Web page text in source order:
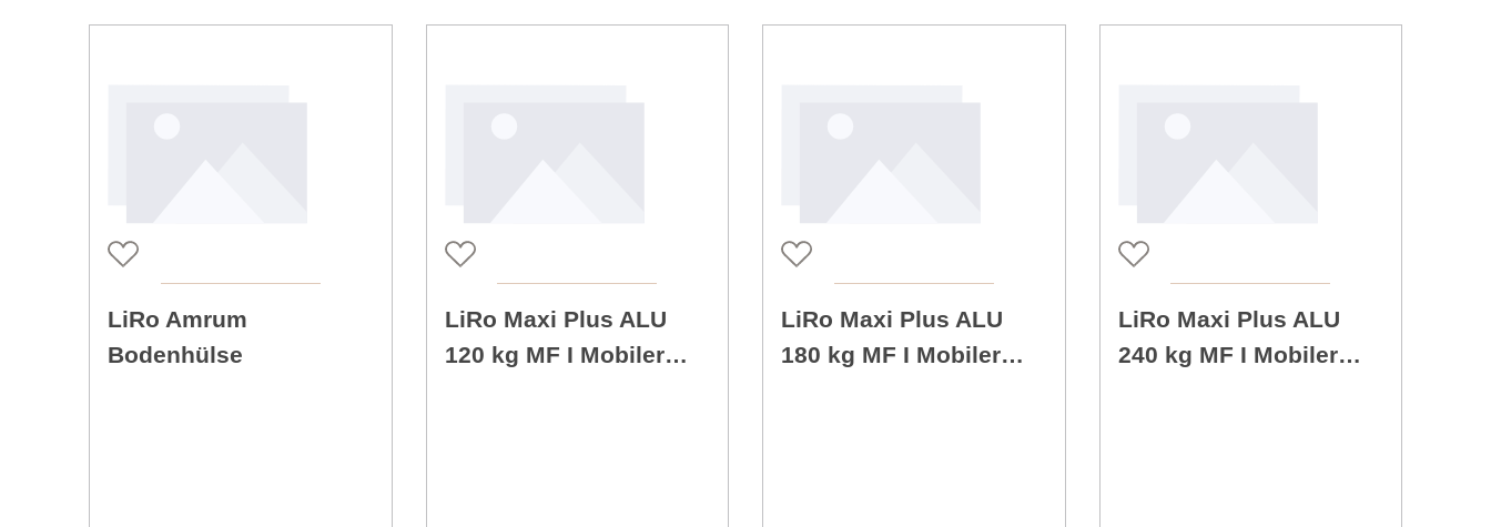
LiRo Amrum
Bodenhülse
LiRo Maxi Plus ALU
120 kg MF I Mobiler
LiRo Maxi Plus ALU
180 kg MF I Mobiler
LiRo Maxi Plus ALU
240 kg MF I Mobiler